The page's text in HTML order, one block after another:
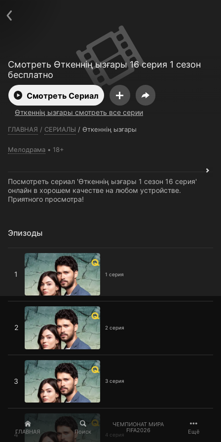
ГЛАВНАЯ Поиск
ЧЕМПИОНАТ МИРА
FIFA2026
Ещё
Смотреть Өткеннің ызғары 16 серия 1 сезон
бесплатно
Смотреть Сериал
Өткеннің ызғары смотреть все серии
ГЛАВНАЯ / СЕРИАЛЫ / Өткеннің ызғары
Мелодрама 18+
Посмотреть сериал 'Өткеннің ызғары 1 сезон 16 серия'
онлайн в хорошем качестве на любом устройстве.
Приятного просмотра!
Эпизоды
1 1 серия
1 серия
2 2 серия
2 серия
3 3 серия
3 серия
4 4 серия
Политика конфиденциальности
Открыть приложение